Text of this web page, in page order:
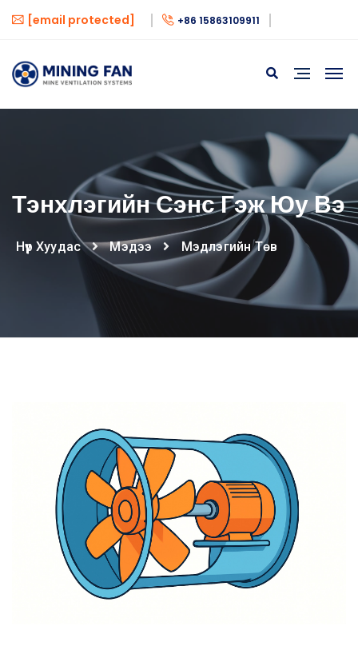
[email protected] +86 15863109911
Тэнхлэгийн Сэнс Гэж Юу Вэ
Нүүр Хуудас Мэдээ Мэдлэгийн Төв